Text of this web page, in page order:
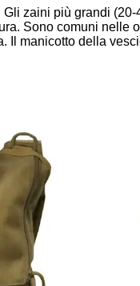
Gli zaini più grandi
Sono comuni nelle
Il manicotto della